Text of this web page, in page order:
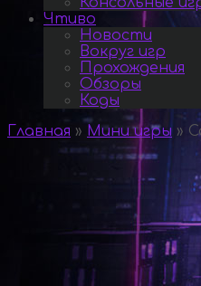
Чтиво
Новости
Вокруг игр
Прохождения
Обзоры
Коды
Главная » Мини игры »